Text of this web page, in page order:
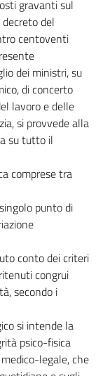
gravanti sul
del
centoventi
dei ministri, su
di concerto
lavoro e delle
si provvede alla
su tutto il
comprese tra
punto di
conto dei criteri
congrui
secondo i
si intende la
psico-fisica
legale, che